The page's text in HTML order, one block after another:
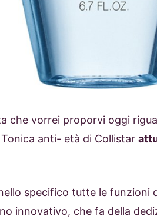
che vorrei proporvi oggi
anti- età di Collistar
specifico tutte le
innovativo, che fa della